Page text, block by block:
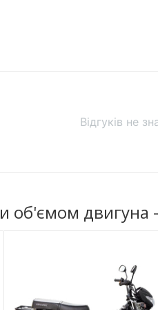
є ненадійний
виробляє всі вузли
силовий агрегат
спрощує і
Алюмінієві легкосплавні,
Відгуків не
об'ємом двигуна